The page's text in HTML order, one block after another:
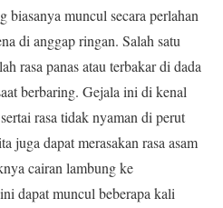
biasanya muncul secara perlahan
di anggap ringan. Salah satu
rasa panas atau terbakar di dada
berbaring. Gejala ini di kenal
rasa tidak nyaman di perut
juga dapat merasakan rasa asam
cairan lambung ke
dapat muncul beberapa kali